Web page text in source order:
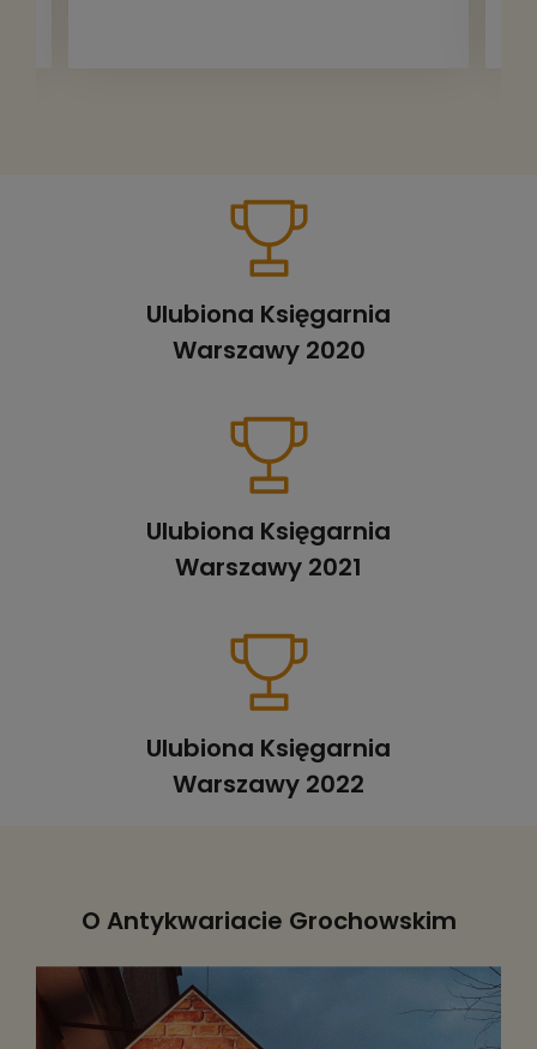
Ulubiona Księgarnia
Warszawy 2020
Ulubiona Księgarnia
Warszawy 2021
Ulubiona Księgarnia
Warszawy 2022
O Antykwariacie Grochowskim